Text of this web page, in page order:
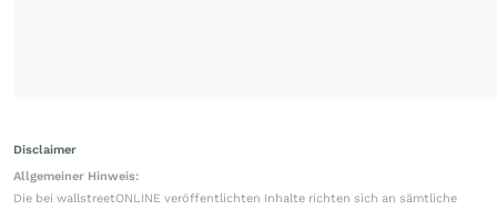
Disclaimer
Allgemeiner Hinweis:
Die bei wallstreetONLINE veröffentlichten Inhalte richten sich an sämtliche